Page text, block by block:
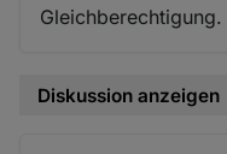
Gleichberechtigung.
Diskussion anzeigen